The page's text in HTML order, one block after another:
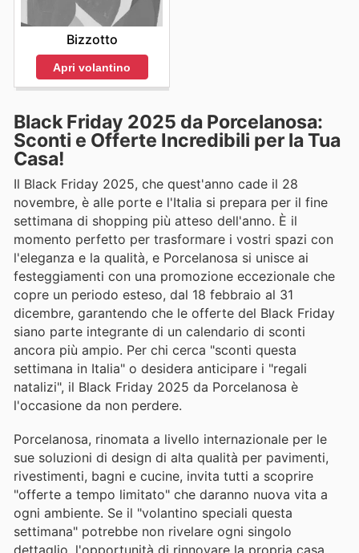
Bizzotto
Apri volantino
Black Friday 2025 da Porcelanosa:
Sconti e Offerte Incredibili per la Tua
Casa!
Il Black Friday 2025, che quest'anno cade il 28
novembre, è alle porte e l'Italia si prepara per il fine
settimana di shopping più atteso dell'anno. È il
momento perfetto per trasformare i vostri spazi con
l'eleganza e la qualità, e Porcelanosa si unisce ai
festeggiamenti con una promozione eccezionale che
copre un periodo esteso, dal 18 febbraio al 31
dicembre, garantendo che le offerte del Black Friday
siano parte integrante di un calendario di sconti
ancora più ampio. Per chi cerca "sconti questa
settimana in Italia" o desidera anticipare i "regali
natalizi", il Black Friday 2025 da Porcelanosa è
l'occasione da non perdere.
Porcelanosa, rinomata a livello internazionale per le
sue soluzioni di design di alta qualità per pavimenti,
rivestimenti, bagni e cucine, invita tutti a scoprire
"offerte a tempo limitato" che daranno nuova vita a
ogni ambiente. Se il "volantino speciali questa
settimana" potrebbe non rivelare ogni singolo